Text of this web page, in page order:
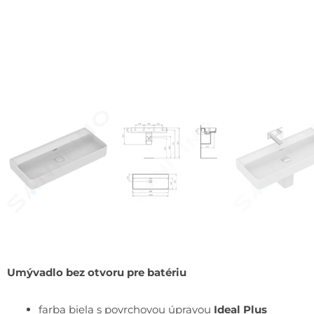
Umývadlo bez otvoru pre batériu
farba biela s povrchovou úpravou Ideal Plus